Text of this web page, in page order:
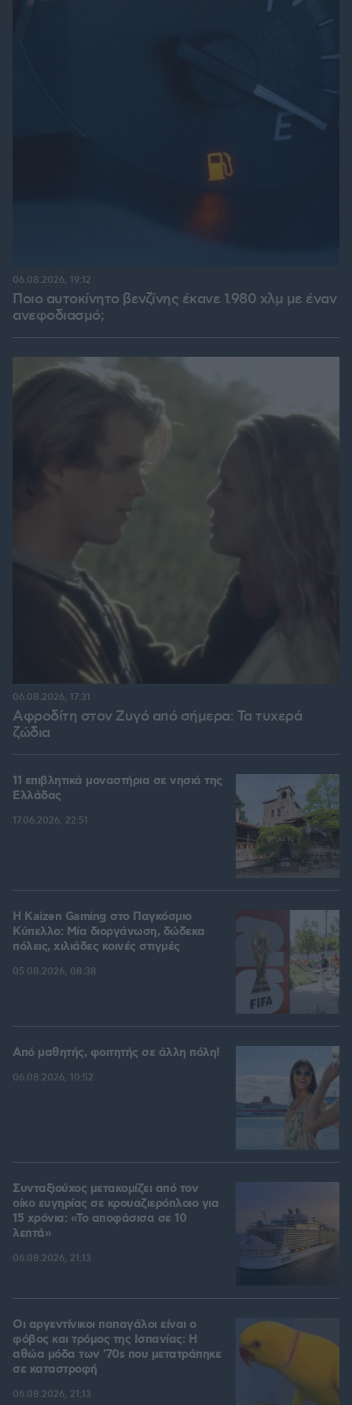
Ποιο αυτοκίνητο βενζίνης έκανε 1.980 χλμ με έναν
ανεφοδιασμό;
06.08.2026, 19:12
Αφροδίτη στον Ζυγό από σήμερα: Τα τυχερά
ζώδια
06.08.2026, 17:31
11 επιβλητικά μοναστήρια σε νησιά της
Ελλάδας
17.06.2026, 22:51
H Kaizen Gaming στο Παγκόσμιο
Kύπελλο: Μία διοργάνωση, δώδεκα
πόλεις, χιλιάδες κοινές στιγμές
05.08.2026, 08:38
Από μαθητής, φοιτητής σε άλλη πόλη!
06.08.2026, 10:52
Συνταξιούχος μετακομίζει από τον
οίκο ευγηρίας σε κρουαζιερόπλοιο για
15 χρόνια: «Το αποφάσισα σε 10
λεπτά»
06.08.2026, 21:13
Οι αργεντίνικοι παπαγάλοι είναι ο
φόβος και τρόμος της Ισπανίας: Η
αθώα μόδα των '70s που μετατράπηκε
σε καταστροφή
06.08.2026, 21:13